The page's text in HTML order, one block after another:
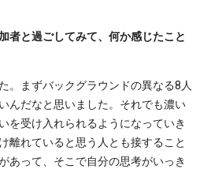
者と過ごしてみて、何か感じたこと
。まずバックグラウンドの異なる8人
んだなと思いました。それでも濃い
を受け入れられるようになっていき
離れていると思う人とも接すること
あって、そこで自分の思考がいっき